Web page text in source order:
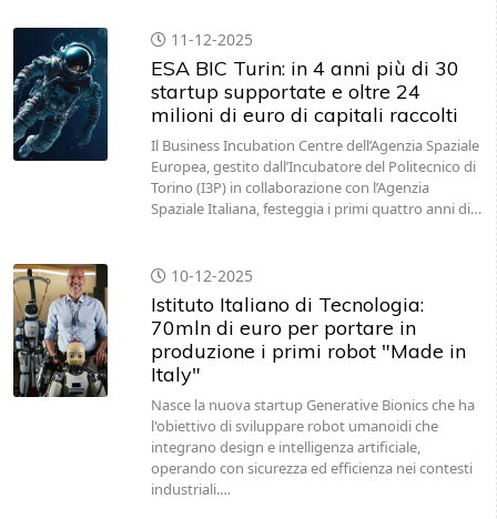
11-12-2025
ESA BIC Turin: in 4 anni più di 30
startup supportate e oltre 24
milioni di euro di capitali raccolti
Il Business Incubation Centre dell’Agenzia Spaziale
Europea, gestito dall’Incubatore del Politecnico di
Torino (I3P) in collaborazione con l’Agenzia
Spaziale Italiana, festeggia i primi quattro anni di…
10-12-2025
Istituto Italiano di Tecnologia:
70mln di euro per portare in
produzione i primi robot "Made in
Italy"
Nasce la nuova startup Generative Bionics che ha
l'obiettivo di sviluppare robot umanoidi che
integrano design e intelligenza artificiale,
operando con sicurezza ed efficienza nei contesti
industriali.…